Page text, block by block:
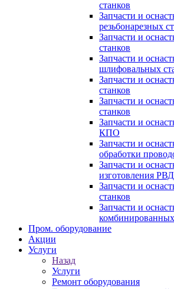
станков
Запчасти и
резьбонарезных
Запчасти и
станков
Запчасти и
шлифовальных
Запчасти и
станков
Запчасти и
станков
Запчасти и
КПО
Запчасти и
обработки
Запчасти и
изготовления РВД
Запчасти и
станков
Запчасти и
комбинированных
Пром. оборудование
Акции
Услуги
Назад
Услуги
Ремонт оборудования